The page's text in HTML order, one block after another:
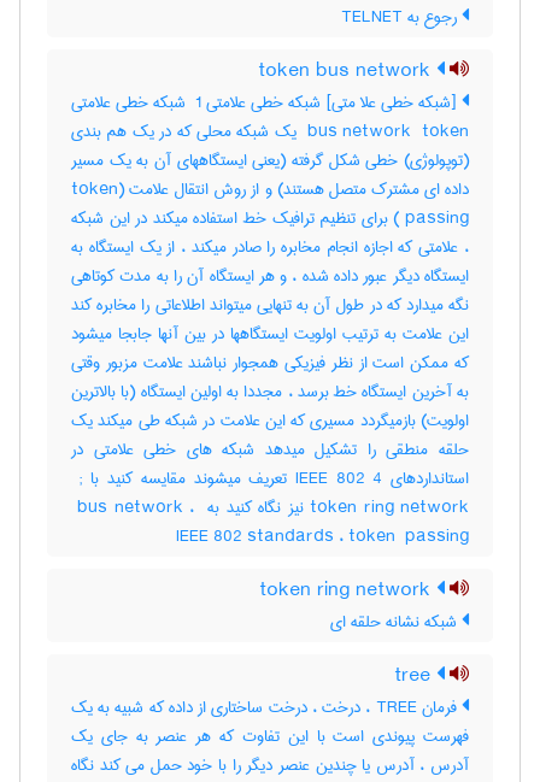
رجوع به TELNET
[شبکه خطی علا متی] شبکه خطی علامتی ‎ 1 شبکه خطی علامتی
‎ bus network ‎ token یک شبکه محلی که در یک هم بندی
(توپولوژی) خطی شکل گرفته (یعنی ایستگاههای آن به یک مسیر
داده ای مشترک متصل هستند) و از روش انتقال علامت ‎token)
(‎ passing برای تنظیم ترافیک خط استفاده میکند در این شبکه
، علامتی که اجازه انجام مخابره را صادر میکند ، از یک ایستگاه به
ایستگاه دیگر عبور داده شده ، و هر ایستگاه آن را به مدت کوتاهی
نگه میدارد که در طول آن به تنهایی میتواند اطلاعاتی را مخابره کند
این علامت به ترتیب اولویت ایستگاهها در بین آنها جابجا میشود
که ممکن است از نظر فیزیکی همجوار نباشند علامت مزبور وقتی
به آخرین ایستگاه خط برسد ، مجددا به اولین ایستگاه (با بالاترین
اولویت) بازمیگردد مسیری که این علامت در شبکه طی میکند یک
حلقه منطقی را تشکیل میدهد شبکه های خطی علامتی در
استانداردهای ‎IEEE 802 4 تعریف میشوند مقایسه کنید با ‎ ;
token ring network نیز نگاه کنید به ‎ bus network ، ‎
IEEE 802 standards ، ‎token ‎ passing
شبکه نشانه حلقه ای
فرمان TREE ، درخت ، درخت ساختاری از داده که شبیه به یک
فهرست پیوندی است با این تفاوت که هر عنصر به جای یک
آدرس ، آدرس یا چندین عنصر دیگر را با خود حمل می کند نگاه